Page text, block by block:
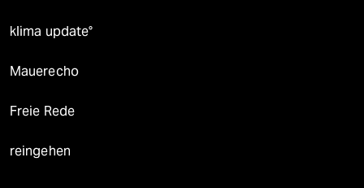
klima update°
Mauerecho
Freie Rede
reingehen